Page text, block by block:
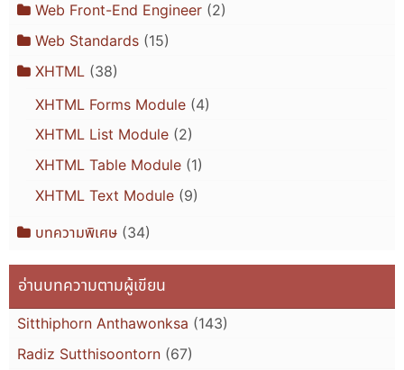
Web Front-End Engineer(2)
Web Standards(15)
XHTML (38)
XHTML Forms Module(4)
XHTML List Module(2)
XHTML Table Module(1)
XHTML Text Module(9)
บทความพิเศษ(34)
อ่านบทความตามผู้เขียน
Sitthiphorn Anthawonksa (143)
Radiz Sutthisoontorn (67)